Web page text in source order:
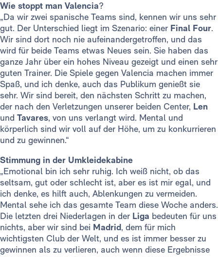
Wie stoppt man Valencia?
„Da wir zwei spanische Teams sind, kennen wir uns sehr
gut. Der Unterschied liegt im Szenario: einer Final Four.
Wir sind dort noch nie aufeinandergetroffen, und das
wird für beide Teams etwas Neues sein. Sie haben das
ganze Jahr über ein hohes Niveau gezeigt und einen sehr
guten Trainer. Die Spiele gegen Valencia machen immer
Spaß, und ich denke, auch das Publikum genießt sie
sehr. Wir sind bereit, den nächsten Schritt zu machen,
der nach den Verletzungen unserer beiden Center, Len
und Tavares, von uns verlangt wird. Mental und
körperlich sind wir voll auf der Höhe, um zu konkurrieren
und zu gewinnen.“
Stimmung in der Umkleidekabine
„Emotional bin ich sehr ruhig. Ich weiß nicht, ob das
seltsam, gut oder schlecht ist, aber es ist mir egal, und
ich denke, es hilft auch, Ablenkungen zu vermeiden.
Mental sehe ich das gesamte Team diese Woche anders.
Die letzten drei Niederlagen in der Liga bedeuten für uns
nichts, aber wir sind bei Madrid, dem für mich
wichtigsten Club der Welt, und es ist immer besser zu
gewinnen als zu verlieren, auch wenn diese Ergebnisse